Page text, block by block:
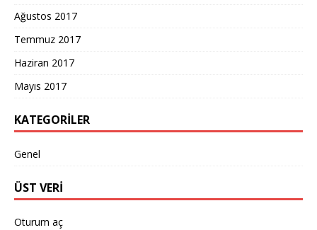
Ağustos 2017
Temmuz 2017
Haziran 2017
Mayıs 2017
KATEGORILER
Genel
ÜST VERI
Oturum aç